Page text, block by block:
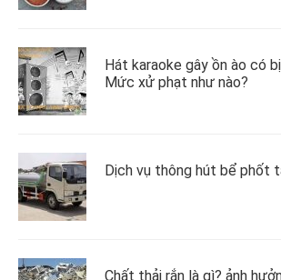
Hát karaoke gây ồn ào có
Mức xử phạt như nào?
Dịch vụ thông hút bể phốt
Chất thải rắn là gì? ảnh